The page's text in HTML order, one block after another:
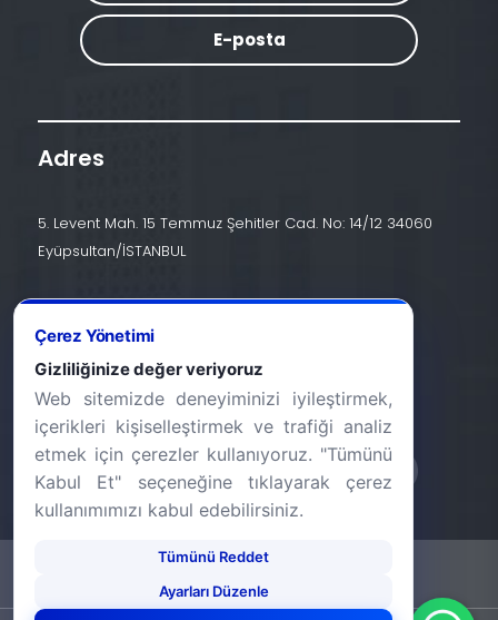
E-posta
Adres
5. Levent Mah. 15 Temmuz Şehitler Cad. No: 14/12 34060
Eyüpsultan/İSTANBUL
+90 (212) 924 24 44
info@halic.edu.tr
Çerez Yönetimi
Gizliliğinize değer veriyoruz
Web sitemizde deneyiminizi iyileştirmek,
içerikleri kişiselleştirmek ve trafiği analiz
etmek için çerezler kullanıyoruz. "Tümünü
Kabul Et" seçeneğine tıklayarak çerez
kullanımımızı kabul edebilirsiniz.
Tümünü Reddet
Ayarları Düzenle